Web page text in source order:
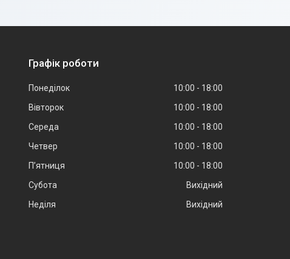
Графік роботи
Понеділок 10:00
18:00
Вівторок
10:00
18:00
Середа
10:00
18:00
Четвер
10:00
18:00
Пʼятниця
10:00
18:00
Субота
Вихідний
Неділя
Вихідний